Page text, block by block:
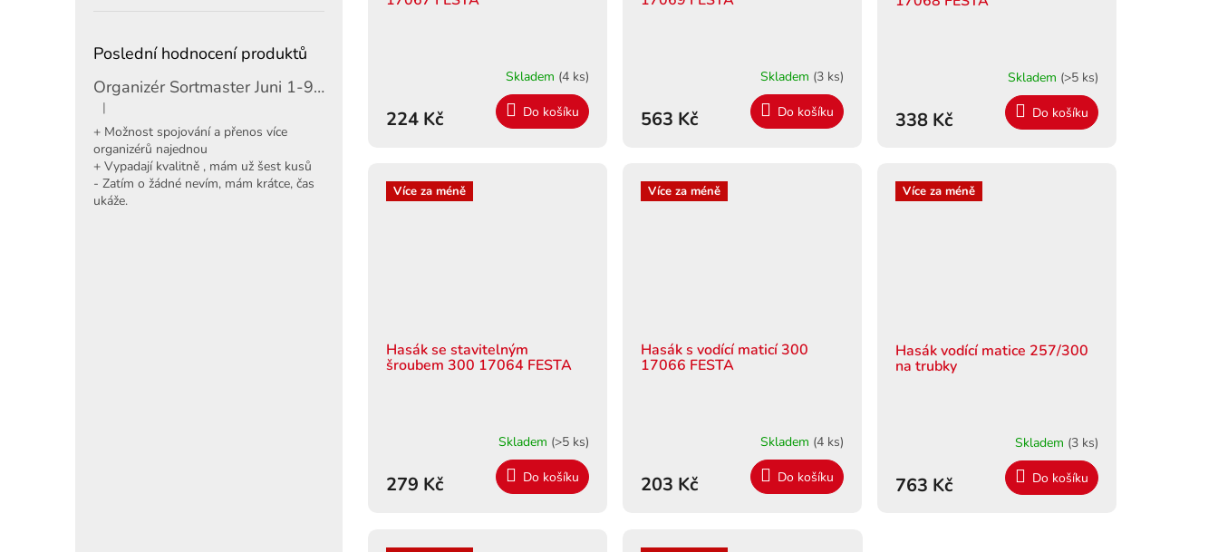
Poslední hodnocení produktů
Organizér Sortmaster Juni 1-97-483
Hodnocení produktu je 5 z 5 hvězdiček.
|
+ Možnost spojování a přenos více
organizérů najednou
+ Vypadají kvalitně , mám už šest kusů
- Zatím o žádné nevím, mám krátce, čas
ukáže.
Skladem (4 ks)
224 Kč Do košíku
Skladem (3 ks)
563 Kč Do košíku
Skladem (>5 ks)
338 Kč Do košíku
Více za méně
Hasák se stavitelným
šroubem 300 17064 FESTA
Skladem (>5 ks)
279 Kč Do košíku
Více za méně
Hasák s vodící maticí 300
17066 FESTA
Skladem (4 ks)
203 Kč Do košíku
Více za méně
Hasák vodící matice 257/300
na trubky
Skladem (3 ks)
763 Kč Do košíku